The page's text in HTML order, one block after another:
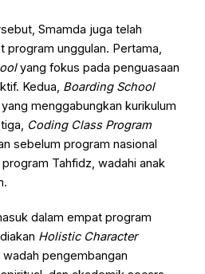
Smamda juga telah
program unggulan. Pertama,
yang fokus pada penguasaan
Kedua, Boarding School
menggabungkan kurikulum
Coding Class Program
sebelum program nasional
Tahfidz, wadahi anak
dalam empat program
Holistic Character
pengembangan